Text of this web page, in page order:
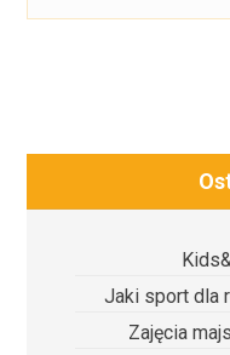
Jaki sport dla
Zajęcia